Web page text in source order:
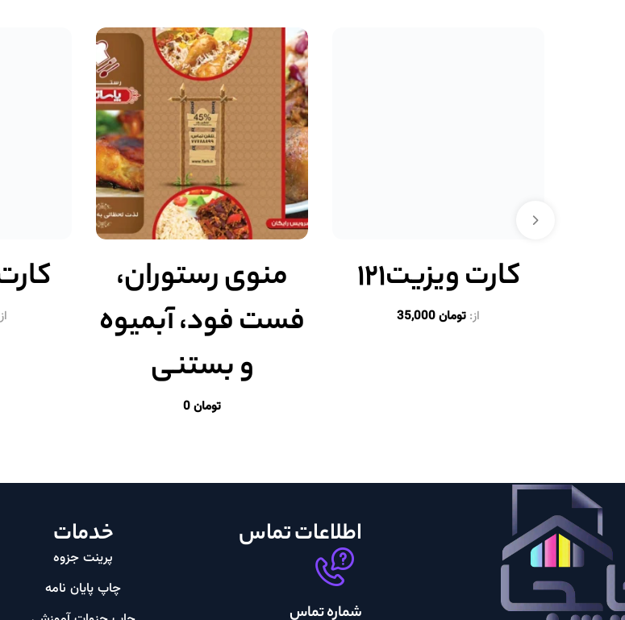
کارت ویزیت۱۲۱
از: تومان
منوی رستوران،
فست فود، آبمیوه
و بستنی
تومان
اطلاعات تماس
شماره تماس
خدمات
پرینت جزوه
چاپ پایان نامه